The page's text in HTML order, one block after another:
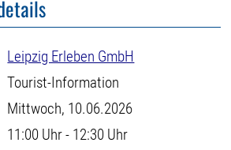
Leipzig Erleben GmbH
Tourist-Information
Mittwoch, 10.06.2026
11:00 Uhr - 12:30 Uhr